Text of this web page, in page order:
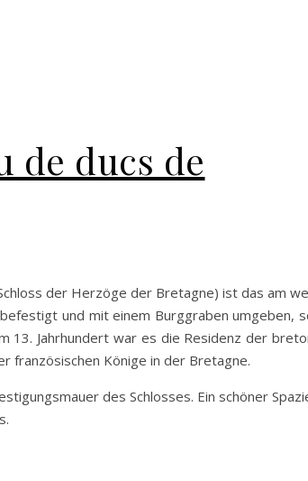
de ducs de
der Herzöge der Bretagne) ist das am
und mit einem Burggraben umgeben,
13. Jahrhundert war es die Residenz der
französischen Könige in der Bretagne.
des Schlosses. Ein schöner